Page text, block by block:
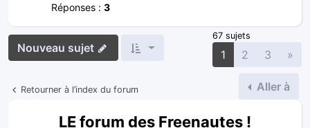
Réponses : 3
Nouveau sujet
67 sujets
1 2 3 »
Retourner à l’index du forum Aller à
LE forum des Freenautes !